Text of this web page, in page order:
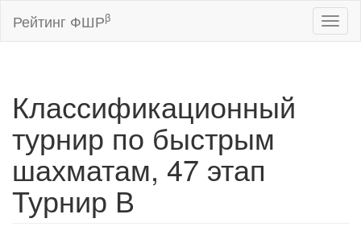
Рейтинг ФШРβ
Классификационный
турнир по быстрым
шахматам, 47 этап
Турнир В